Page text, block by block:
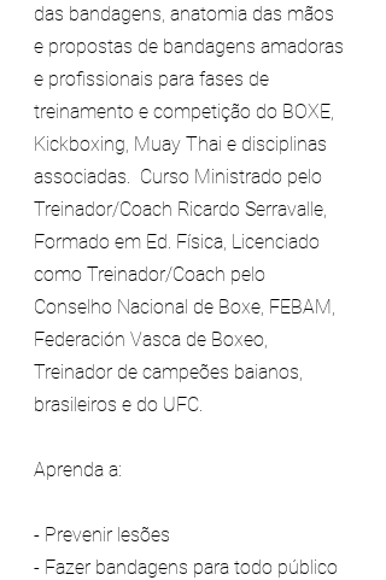
das bandagens, anatomia das mãos
e propostas de bandagens amadoras
e profissionais para fases de
treinamento e competição do BOXE,
Kickboxing, Muay Thai e disciplinas
associadas.  Curso Ministrado pelo
Treinador/Coach Ricardo Serravalle,
Formado em Ed. Física, Licenciado
como Treinador/Coach pelo
Conselho Nacional de Boxe, FEBAM,
Federación Vasca de Boxeo,
Treinador de campeões baianos,
brasileiros e do UFC.
Aprenda a:
- Prevenir lesões
- Fazer bandagens para todo público